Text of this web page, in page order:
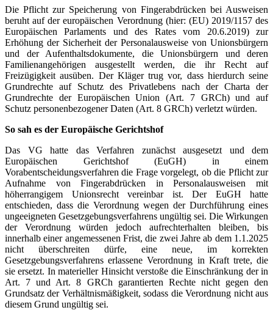
Die Pflicht zur Speicherung von Fingerabdrücken bei Ausweisen
beruht auf der europäischen Verordnung (hier: (EU) 2019/1157 des
Europäischen Parlaments und des Rates vom 20.6.2019) zur
Erhöhung der Sicherheit der Personalausweise von Unionsbürgern
und der Aufenthaltsdokumente, die Unionsbürgern und deren
Familienangehörigen ausgestellt werden, die ihr Recht auf
Freizügigkeit ausüben. Der Kläger trug vor, dass hierdurch seine
Grundrechte auf Schutz des Privatlebens nach der Charta der
Grundrechte der Europäischen Union (Art. 7 GRCh) und auf
Schutz personenbezogener Daten (Art. 8 GRCh) verletzt würden.
So sah es der Europäische Gerichtshof
Das VG hatte das Verfahren zunächst ausgesetzt und dem
Europäischen Gerichtshof (EuGH) in einem
Vorabentscheidungsverfahren die Frage vorgelegt, ob die Pflicht zur
Aufnahme von Fingerabdrücken in Personalausweisen mit
höherrangigem Unionsrecht vereinbar ist. Der EuGH hatte
entschieden, dass die Verordnung wegen der Durchführung eines
ungeeigneten Gesetzgebungsverfahrens ungültig sei. Die Wirkungen
der Verordnung würden jedoch aufrechterhalten bleiben, bis
innerhalb einer angemessenen Frist, die zwei Jahre ab dem 1.1.2025
nicht überschreiten dürfe, eine neue, im korrekten
Gesetzgebungsverfahrens erlassene Verordnung in Kraft trete, die
sie ersetzt. In materieller Hinsicht verstoße die Einschränkung der in
Art. 7 und Art. 8 GRCh garantierten Rechte nicht gegen den
Grundsatz der Verhältnismäßigkeit, sodass die Verordnung nicht aus
diesem Grund ungültig sei.